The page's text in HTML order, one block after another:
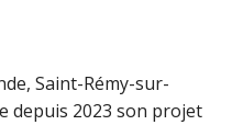
Saint-Rémy-sur-
depuis 2023 son projet